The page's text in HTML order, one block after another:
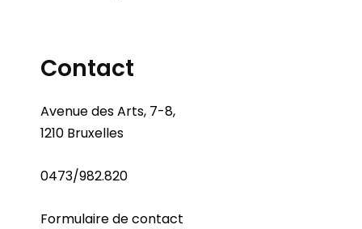
Contact
Avenue des Arts, 7-8,
1210 Bruxelles
0473/982.820
Formulaire de contact